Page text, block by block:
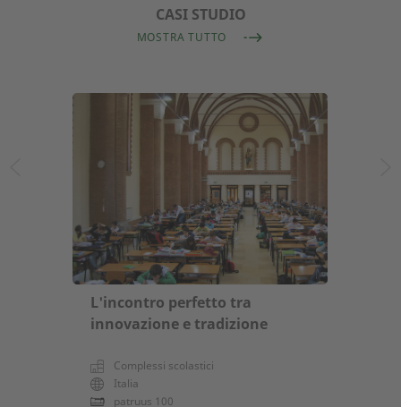
CASI STUDIO
MOSTRA TUTTO
L'incontro perfetto tra
innovazione e tradizione
Complessi scolastici
Italia
patruus 100